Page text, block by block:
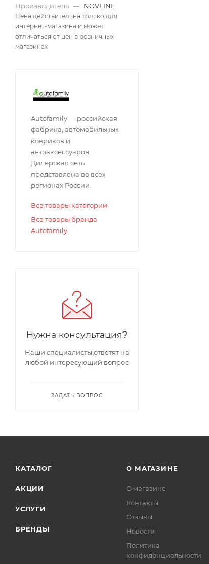
Производитель — NOVLINE
Цена действительна только для
интернет-магазина и может
отличаться от цен в розничных
магазинах
Autofamily — российская
фабрика, автомобильных
ковриков и
автоаксессуаров.
Дилерская сеть
представлена во всех
регионах России.
Все товары категории
Все товары бренда
Autofamily
Нужна консультация?
Наши специалисты ответят на
любой интересующий вопрос
ЗАДАТЬ ВОПРОС
КАТАЛОГ
АКЦИИ
УСЛУГИ
БРЕНДЫ
О МАГАЗИНЕ
О магазине
Контакты
Отзывы
Новости
Политика
конфиденциальности